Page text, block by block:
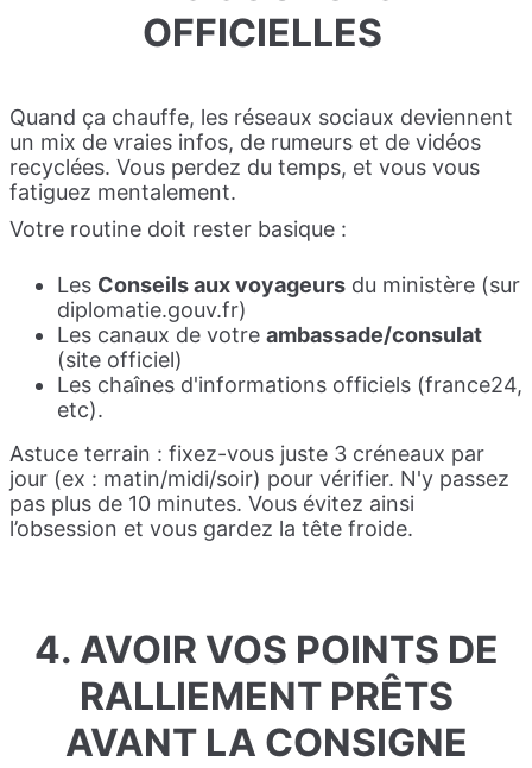
OFFICIELLES
Quand ça chauffe, les réseaux sociaux deviennent
un mix de vraies infos, de rumeurs et de vidéos
recyclées. Vous perdez du temps, et vous vous
fatiguez mentalement.
Votre routine doit rester basique :
Les Conseils aux voyageurs du ministère (sur
diplomatie.gouv.fr)
Les canaux de votre ambassade/consulat
(site officiel)
Les chaînes d'informations officiels (france24,
etc).
Astuce terrain : fixez-vous juste 3 créneaux par
jour (ex : matin/midi/soir) pour vérifier. N'y passez
pas plus de 10 minutes. Vous évitez ainsi
l’obsession et vous gardez la tête froide.
4. AVOIR VOS POINTS DE
RALLIEMENT PRÊTS
AVANT LA CONSIGNE